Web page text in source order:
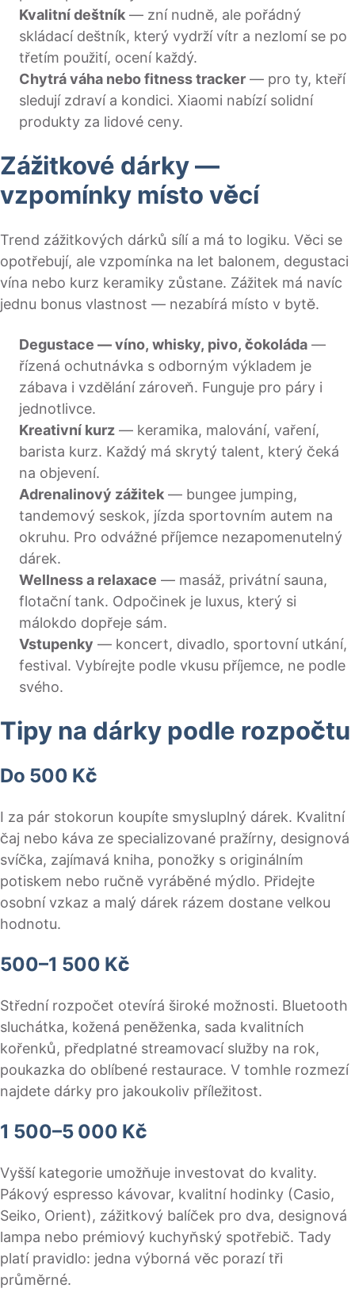
Kvalitní deštník — zní nudně, ale pořádný
skládací deštník, který vydrží vítr a nezlomí se po
třetím použití, ocení každý.
Chytrá váha nebo fitness tracker — pro ty, kteří
sledují zdraví a kondici. Xiaomi nabízí solidní
produkty za lidové ceny.
Zážitkové dárky —
vzpomínky místo věcí
Trend zážitkových dárků sílí a má to logiku. Věci se
opotřebují, ale vzpomínka na let balonem, degustaci
vína nebo kurz keramiky zůstane. Zážitek má navíc
jednu bonus vlastnost — nezabírá místo v bytě.
Degustace — víno, whisky, pivo, čokoláda —
řízená ochutnávka s odborným výkladem je
zábava i vzdělání zároveň. Funguje pro páry i
jednotlivce.
Kreativní kurz — keramika, malování, vaření,
barista kurz. Každý má skrytý talent, který čeká
na objevení.
Adrenalinový zážitek — bungee jumping,
tandemový seskok, jízda sportovním autem na
okruhu. Pro odvážné příjemce nezapomenutelný
dárek.
Wellness a relaxace — masáž, privátní sauna,
flotační tank. Odpočinek je luxus, který si
málokdo dopřeje sám.
Vstupenky — koncert, divadlo, sportovní utkání,
festival. Vybírejte podle vkusu příjemce, ne podle
svého.
Tipy na dárky podle rozpočtu
Do 500 Kč
I za pár stokorun koupíte smysluplný dárek. Kvalitní
čaj nebo káva ze specializované pražírny, designová
svíčka, zajímavá kniha, ponožky s originálním
potiskem nebo ručně vyráběné mýdlo. Přidejte
osobní vzkaz a malý dárek rázem dostane velkou
hodnotu.
500–1 500 Kč
Střední rozpočet otevírá široké možnosti. Bluetooth
sluchátka, kožená peněženka, sada kvalitních
kořenků, předplatné streamovací služby na rok,
poukazka do oblíbené restaurace. V tomhle rozmezí
najdete dárky pro jakoukoliv příležitost.
1 500–5 000 Kč
Vyšší kategorie umožňuje investovat do kvality.
Pákový espresso kávovar, kvalitní hodinky (Casio,
Seiko, Orient), zážitkový balíček pro dva, designová
lampa nebo prémiový kuchyňský spotřebič. Tady
platí pravidlo: jedna výborná věc porazí tři
průměrné.